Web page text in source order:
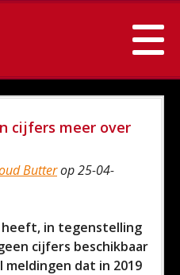
cijfers meer over
Butterop 25-04-
heeft, in tegenstelling
cijfers beschikbaar
dat in 2019